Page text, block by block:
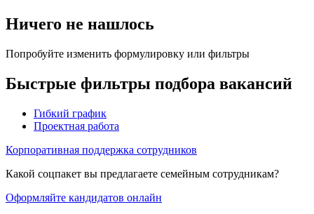
Ничего не нашлось
Попробуйте изменить формулировку или фильтры
Быстрые фильтры подбора вакансий
Гибкий график
Проектная работа
Корпоративная поддержка сотрудников
Какой соцпакет вы предлагаете семейным сотрудникам?
Оформляйте кандидатов онлайн